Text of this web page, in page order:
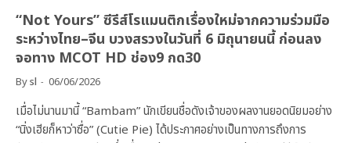
“Not Yours” ซีรีส์โรแมนติกเรื่องใหม่จากความร่วมมือ
ระหว่างไทย–จีน บวงสรวงในวันที่ 6 มิถุนายนนี้ ก่อนลง
จอทาง MCOT HD ช่อง9 กด30
Bysl 06/06/2026
เมื่อไม่นานมานี้ “Bambam” นักเขียนชื่อดังเจ้าของผลงานยอดนิยมอย่าง
“นิ่งเฮียก็หาว่าซื่อ” (Cutie Pie) ได้ประกาศอย่างเป็นทางการถึงการ